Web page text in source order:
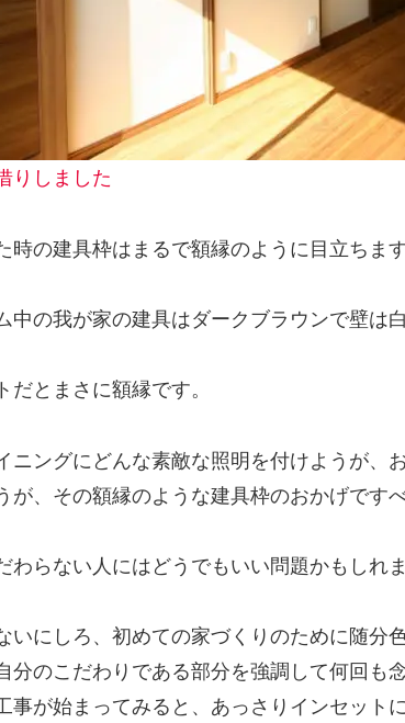
りしました
時の建具枠はまるで額縁のように目立ちます
中の我が家の建具はダークブラウンで壁は白
だとまさに額縁です。
ニングにどんな素敵な照明を付けようが、
が、その額縁のような建具枠のおかげです
わらない人にはどうでもいい問題かもしれま
いにしろ、初めての家づくりのために随分
分のこだわりである部分を強調して何回も
事が始まってみると、あっさりインセット